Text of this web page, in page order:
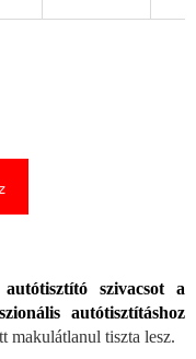
szivacsot a
autótisztításhoz
makulátlanul tiszta lesz.